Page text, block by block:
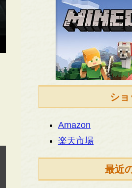
シ
Amazon
楽天市場
最近